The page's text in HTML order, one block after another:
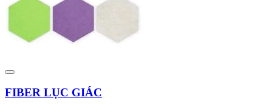
FIBER LỤC GIÁC